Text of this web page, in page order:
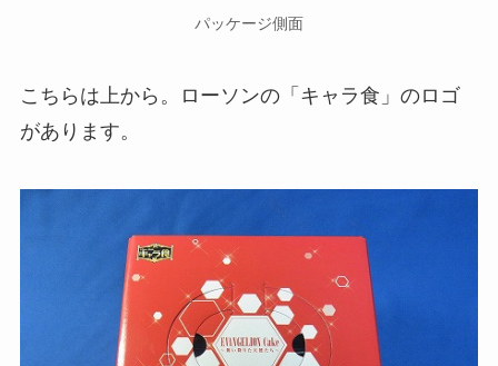
パッケージ側面
こちらは上から。ローソンの「キャラ食」のロゴ
があります。